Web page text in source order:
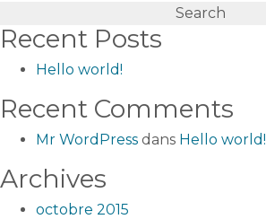
Recent Posts
Hello world!
Recent Comments
Mr WordPress dans Hello world!
Archives
octobre 2015